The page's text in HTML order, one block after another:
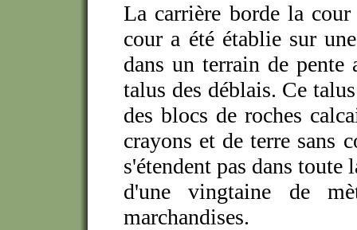
La carrière borde la
cour a été établie sur
dans un terrain de
talus des déblais. Ce
des blocs de roches
crayons et de terre sans
s'étendent pas dans
d'une vingtaine de
marchandises.